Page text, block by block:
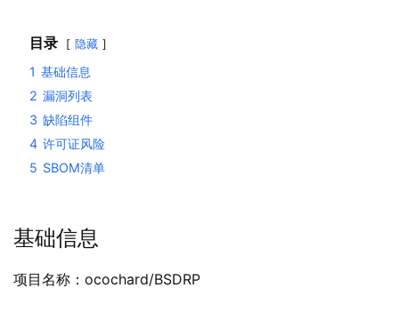
目录 隐藏
1 基础信息
2 漏洞列表
3 缺陷组件
4 许可证风险
5 SBOM清单
基础信息
项目名称：ocochard/BSDRP